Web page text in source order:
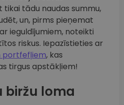
tikai tādu naudas summu,
un, pirms pieņemat
ieguldījumiem, noteikti
riskus. Iepazīstieties ar
portfefļiem, kas
tirgus apstākļiem!
biržu loma